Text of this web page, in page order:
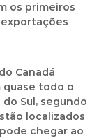
os primeiros
exportações
Canadá
quase todo o
Sul, segundo
localizados
chegar ao